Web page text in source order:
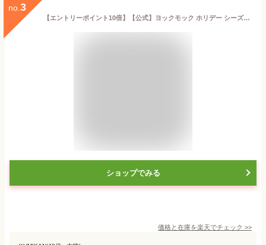
no. 3
【エントリーポイント10倍】【公式】ヨックモック ホリデー シーズン アソート 5種 30個入り クリスマス お年賀 詰め合わせ プレゼント 2025 スイーツ お歳暮 ギフト プチギフト クッキー 洋菓子 お菓子 焼き菓子 手土産 個包装 12月25日の日時指定可能
ショップでみる
価格と在庫を楽天でチェック >>